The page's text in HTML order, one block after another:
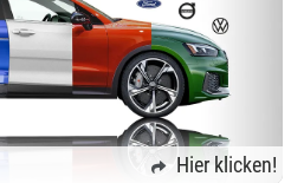
Hier klicken!